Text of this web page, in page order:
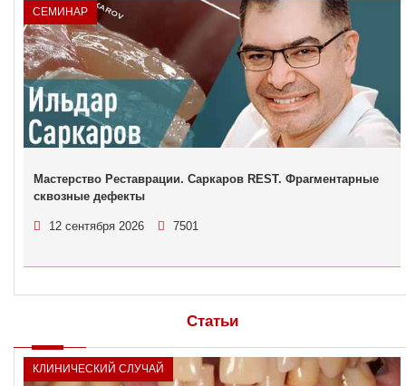
СЕМИНАР
Мастерство Реставрации. Саркаров REST. Фрагментарные
сквозные дефекты
12 сентября 2026 7501
Статьи
КЛИНИЧЕСКИЙ СЛУЧАЙ